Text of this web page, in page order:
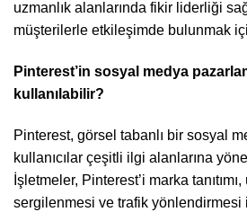
uzmanlık alanlarında fikir liderliği
müşterilerle etkileşimde bulunmak
Pinterest’in sosyal medya
kullanılabilir?
Pinterest, görsel tabanlı bir sosyal
kullanıcılar çeşitli ilgi alanlarına
İşletmeler, Pinterest’i marka
sergilenmesi ve trafik yönlendirmesi